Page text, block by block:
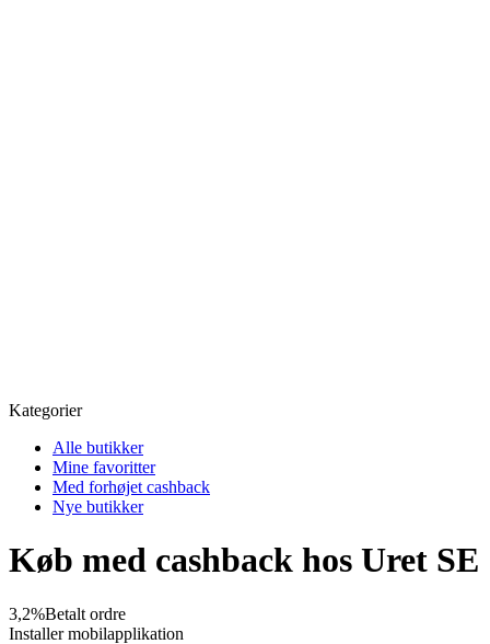
Kategorier
Alle butikker
Mine favoritter
Med forhøjet cashback
Nye butikker
Køb med cashback hos Uret SE
3,2%Betalt ordre
Installer mobilapplikation